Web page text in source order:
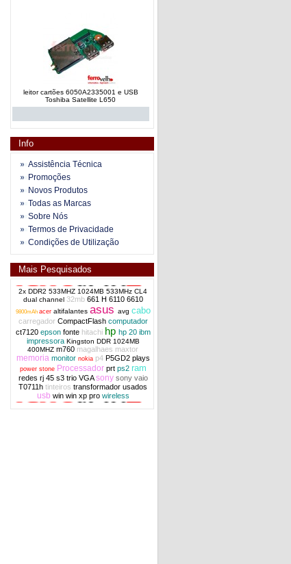
leitor cartões 6050A2335001 e USB
Toshiba Satellite L650
leitor SD card reader LS-8864P audio
Samsung NP series OEM
MG frame caddy e-card 43Y9696 Lenovo
Thinkpad Sl400 SL500 OEM
Info
Assistência Técnica
Promoções
Novos Produtos
Todas as Marcas
Sobre Nós
Termos de Privacidade
Condições de Utilização
Mais Pesquisados
2x DDR2 533MHZ 1024MB 533MHz CL4
dual channel 32mb 661 H 6110 6610
9800mAh acer altifalantes asus avg cabo
carregador CompactFlash computador
ct7120 epson fonte hitachi hp hp 20 ibm
impressora Kingston DDR 1024MB
400MHZ m760 magalhaes maxtor
memoria monitor nokia p4 P5GD2 plays
power stone Processador prt ps2 ram
redes rj 45 s3 trio VGAsony sony vaio
T0711h tinteiros transformador usados
usb win win xp pro wireless